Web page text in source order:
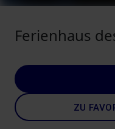
Ferienhaus
ZU